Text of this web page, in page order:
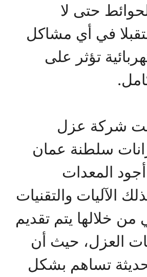
حتى لا
في أي مشاكل
تؤثر على
شركة عزل
سلطنة عمان
المعدات
الآليات والتقنيات
من خلالها يتم تقديم
العزل، حيث أن
تساهم بشكل